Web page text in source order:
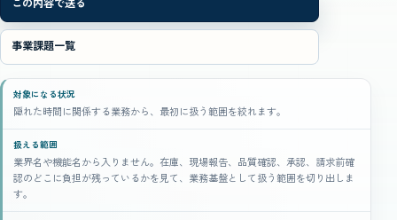
事業課題一覧
対象になる状況
隠れた時間に関係する業務から、最初に扱う範囲を絞れます。
扱える範囲
業界名や機能名から入りません。在庫、現場報告、品質確認、承認、請求前確
認のどこに負担が残っているかを見て、業務基盤として扱う範囲を切り出しま
す。